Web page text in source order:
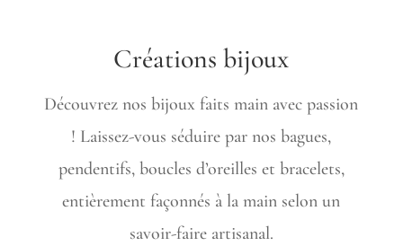
Créations bijoux
Découvrez nos bijoux faits main avec passion
! Laissez-vous séduire par nos bagues,
pendentifs, boucles d’oreilles et bracelets,
entièrement façonnés à la main selon un
savoir-faire artisanal.